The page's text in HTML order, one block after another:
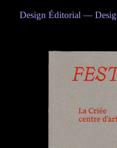
Éditorial — Design